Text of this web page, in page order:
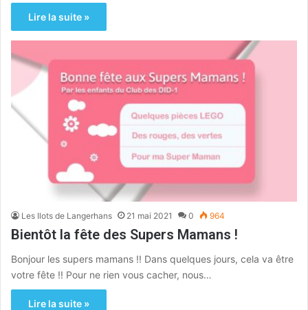
Lire la suite »
Les Ilots de Langerhans 21 mai 2021 0 964
Bientôt la fête des Supers Mamans !
Bonjour les supers mamans !! Dans quelques jours, cela va être
votre fête !! Pour ne rien vous cacher, nous…
Lire la suite »